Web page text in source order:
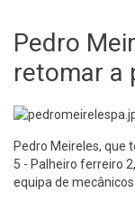
Pedro
retomar a
Pedro Meireles, que
5 - Palheiro ferreiro
equipa de